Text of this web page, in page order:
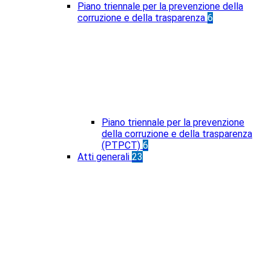
Piano triennale per la prevenzione della
corruzione e della trasparenza 6
Piano triennale per la prevenzione
della corruzione e della trasparenza
(PTPCT) 6
Atti generali 23